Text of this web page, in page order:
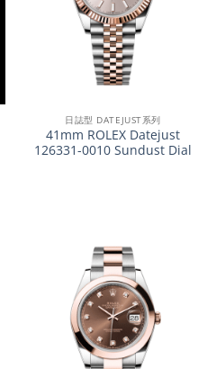
日誌型 DATEJUST系列
41mm ROLEX Datejust
126331-0010 Sundust Dial